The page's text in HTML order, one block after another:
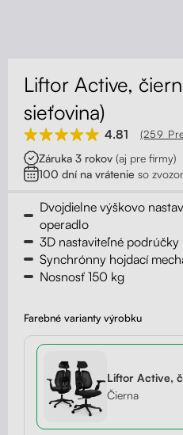
Stojany na monitor -
Skrinky so zásuvkami
Akustické paravány
Opierky
Liftor Active,
sieťovina)
4.81 (259
Záruka 3 rokov (aj pre firmy)
100 dní na vrátenie so
Dvojdielne výškovo
operadlo
3D nastaviteľné podrúčky
Synchrónny hojdací
Nosnosť 150 kg
Farebné varianty výrobku
Liftor Active,
Čierna